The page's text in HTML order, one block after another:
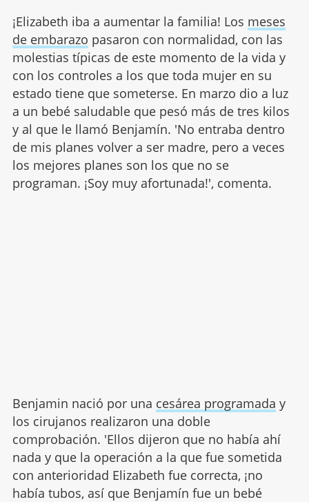
¡Elizabeth iba a aumentar la familia! Los meses
de embarazo pasaron con normalidad, con las
molestias típicas de este momento de la vida y
con los controles a los que toda mujer en su
estado tiene que someterse. En marzo dio a luz
a un bebé saludable que pesó más de tres kilos
y al que le llamó Benjamín. 'No entraba dentro
de mis planes volver a ser madre, pero a veces
los mejores planes son los que no se
programan. ¡Soy muy afortunada!', comenta.
Benjamin nació por una cesárea programada y
los cirujanos realizaron una doble
comprobación. 'Ellos dijeron que no había ahí
nada y que la operación a la que fue sometida
con anterioridad Elizabeth fue correcta, ¡no
había tubos, así que Benjamín fue un bebé